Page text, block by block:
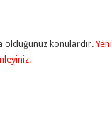
olduğunuz konulardır.